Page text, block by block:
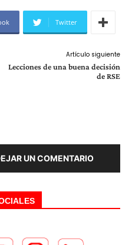
Twitter
Artículo siguiente
Lecciones de una buena decisión
de RSE
UN COMENTARIO